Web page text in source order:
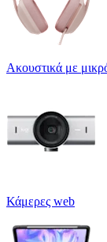
Ακουστικά με
Κάμερες web